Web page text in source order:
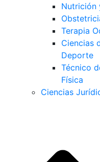
Nutrición
Terapia
Ciencias
Deporte
Técnico
Física
Ciencias